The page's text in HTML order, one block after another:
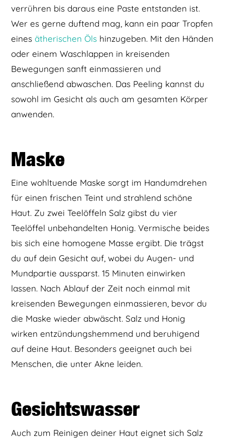
verrühren bis daraus eine Paste entstanden ist.
Wer es gerne duftend mag, kann ein paar Tropfen
einesätherischen Öls hinzugeben. Mit den Händen
oder einem Waschlappen in kreisenden
Bewegungen sanft einmassieren und
anschließend abwaschen. Das Peeling kannst du
sowohl im Gesicht als auch am gesamten Körper
anwenden.
Maske
Eine wohltuende Maske sorgt im Handumdrehen
für einen frischen Teint und strahlend schöne
Haut. Zu zwei Teelöffeln Salz gibst du vier
Teelöffel unbehandelten Honig. Vermische beides
bis sich eine homogene Masse ergibt. Die trägst
du auf dein Gesicht auf, wobei du Augen- und
Mundpartie aussparst. 15 Minuten einwirken
lassen. Nach Ablauf der Zeit noch einmal mit
kreisenden Bewegungen einmassieren, bevor du
die Maske wieder abwäscht. Salz und Honig
wirken entzündungshemmend und beruhigend
auf deine Haut. Besonders geeignet auch bei
Menschen, die unter Akne leiden.
Gesichtswasser
Auch zum Reinigen deiner Haut eignet sich Salz